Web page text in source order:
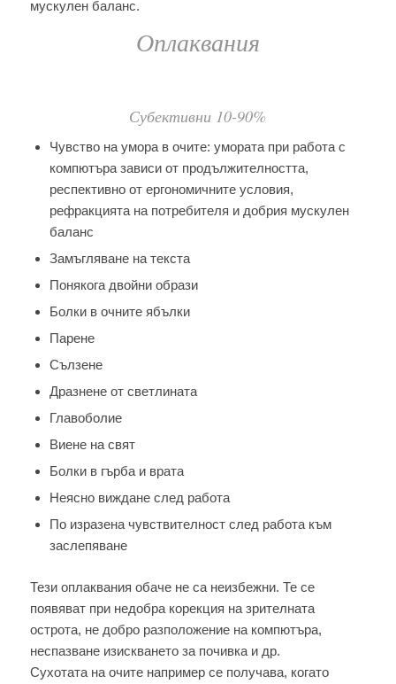
мускулен баланс.
Оплаквания
Субективни 10-90%
Чувство на умора в очите: умората при работа с
компютъра зависи от продължителността,
респективно от ергономичните условия,
рефракцията на потребителя и добрия мускулен
баланс
Замъгляване на текста
Понякога двойни образи
Болки в очните ябълки
Парене
Сълзене
Дразнене от светлината
Главоболие
Виене на свят
Болки в гърба и врата
Неясно виждане след работа
По изразена чувствителност след работа към
заслепяване
Тези оплаквания обаче не са неизбежни. Те се
появяват при недобра корекция на зрителната
острота, не добро разположение на компютъра,
неспазване изискването за почивка и др.
Сухотата на очите например се получава, когато